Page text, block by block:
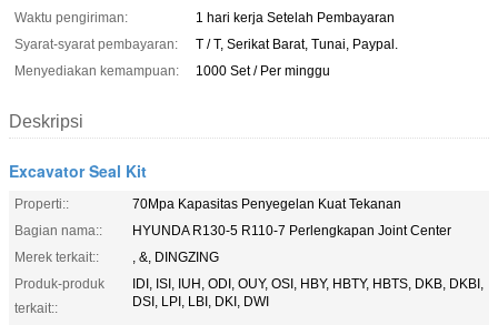
Waktu pengiriman:
1 hari kerja Setelah Pembayaran
Syarat-syarat pembayaran:
T / T, Serikat Barat, Tunai, Paypal.
Menyediakan kemampuan:
1000 Set / Per minggu
Deskripsi
Excavator Seal Kit
Properti::
70Mpa Kapasitas Penyegelan Kuat Tekanan
Bagian nama::
HYUNDA R130-5 R110-7 Perlengkapan Joint Center
Merek terkait::
, &, DINGZING
Produk-produk
terkait::
IDI, ISI, IUH, ODI, OUY, OSI, HBY, HBTY, HBTS, DKB, DKBI,
DSI, LPI, LBI, DKI, DWI